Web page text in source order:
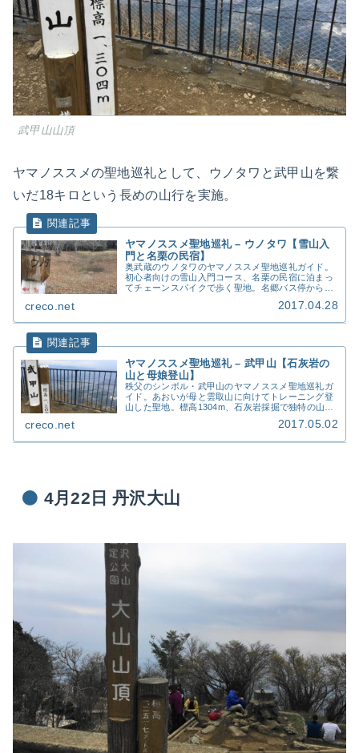
武甲山山頂
ヤマノススメの聖地巡礼として、ウノタワと武甲山を繋
いだ18キロという長めの山行を実施。
ヤマノススメ聖地巡礼 – ウノタワ【雪山入
門と名栗の民宿】
奥武蔵のウノタワのヤマノススメ聖地巡礼ガイド。
初心者向けの雪山入門コース、名栗の民宿に泊まっ
てチェーンスパイクで歩く聖地。名郷バス停からの
実体験で紹介します。 初めての雪山に挑戦したい人
creco.net 2017.04.28
ヤマノススメ聖地巡礼 – 武甲山【石灰岩の
山と母娘登山】
秩父のシンボル・武甲山のヤマノススメ聖地巡礼ガ
イド。あおいが母と雲取山に向けてトレーニング登
山した聖地。標高1304m、石灰岩採掘で独特の山
で紹介します。 秩父市街から見える独特の山容で知
creco.net 2017.05.02
4月22日 丹沢大山